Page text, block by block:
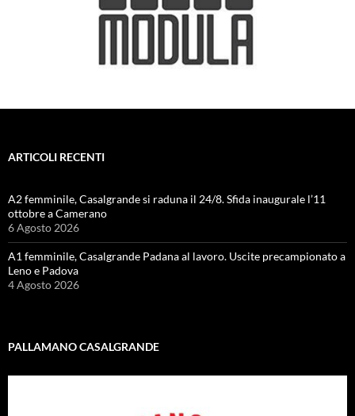
ARTICOLI RECENTI
A2 femminile, Casalgrande si raduna il 24/8. Sfida inaugurale l’11
ottobre a Camerano
6 Agosto 2026
A1 femminile, Casalgrande Padana al lavoro. Uscite precampionato a
Leno e Padova
4 Agosto 2026
PALLAMANO CASALGRANDE